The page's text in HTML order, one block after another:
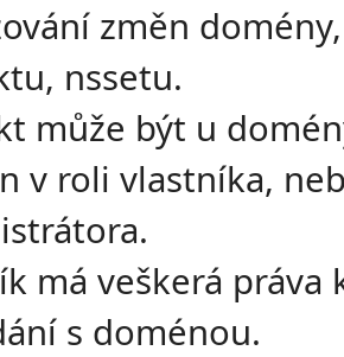
změn domény,
nssetu.
může být u
v roli vlastníka,
má veškerá práva
s doménou.